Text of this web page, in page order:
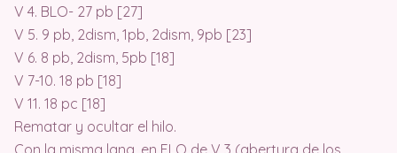
V 4. BLO- 27 pb [27]
V 5. 9 pb, 2dism, 1pb, 2dism, 9pb [23]
V 6. 8 pb, 2dism, 5pb [18]
V 7-10. 18 pb [18]
V 11. 18 pc [18]
Rematar y ocultar el hilo.